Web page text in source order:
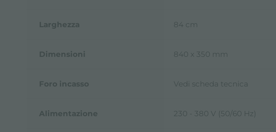
Larghezza 84 cm
Dimensioni 840 x 350 mm
Foro incasso Vedi scheda tecnica
Alimentazione 230 - 380 V (50/60 Hz)